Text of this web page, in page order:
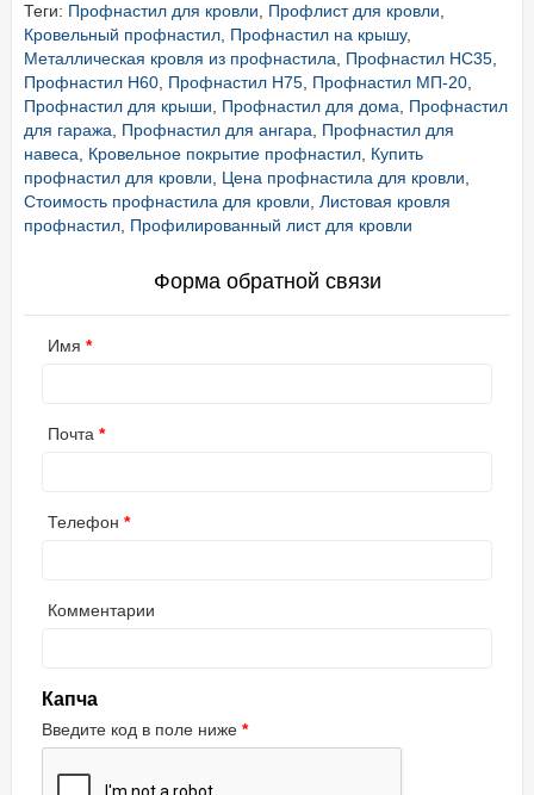
Теги: Профнастил для кровли, Профлист для кровли,
Кровельный профнастил, Профнастил на крышу,
Металлическая кровля из профнастила, Профнастил НС35,
Профнастил Н60, Профнастил Н75, Профнастил МП-20,
Профнастил для крыши, Профнастил для дома, Профнастил
для гаража, Профнастил для ангара, Профнастил для
навеса, Кровельное покрытие профнастил, Купить
профнастил для кровли, Цена профнастила для кровли,
Стоимость профнастила для кровли, Листовая кровля
профнастил, Профилированный лист для кровли
Форма обратной связи
Имя
Почта
Телефон
Комментарии
Капча
Введите код в поле ниже